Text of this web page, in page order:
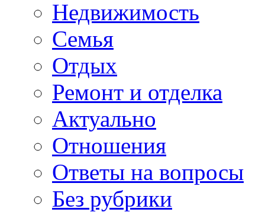
Недвижимость
Семья
Отдых
Ремонт и отделка
Актуально
Отношения
Ответы на вопросы
Без рубрики